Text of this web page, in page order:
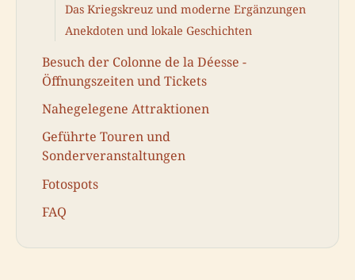
Das Kriegskreuz und moderne Ergänzungen
Anekdoten und lokale Geschichten
Besuch der Colonne de la Déesse -
Öffnungszeiten und Tickets
Nahegelegene Attraktionen
Geführte Touren und
Sonderveranstaltungen
Fotospots
FAQ